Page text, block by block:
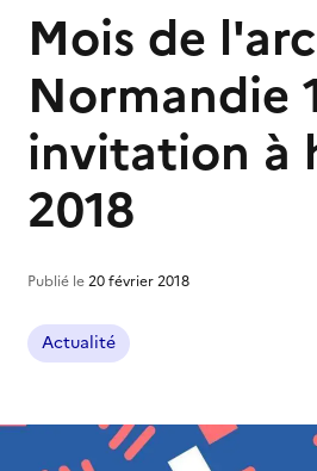
Mois de
Normandie
invitation à
2018
Publié le20 février 2018
Actualité